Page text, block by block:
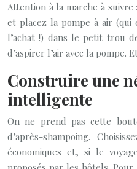
Attention à la marche à
et placez la pompe à air (qui
l’achat !) dans le petit trou
d’aspirer l’air avec la pompe.
Construire une
intelligente
On ne prend pas cette
d’après-shampoing.
économiques et, si le